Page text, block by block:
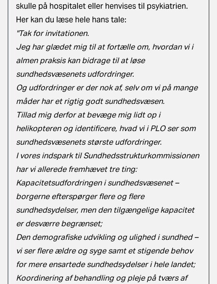
skulle på hospitalet eller henvises til psykiatrien.
Her kan du læse hele hans tale:
"Tak for invitationen.
Jeg har glædet mig til at fortælle om, hvordan vi i
almen praksis kan bidrage til at løse
sundhedsvæsenets udfordringer.
Og udfordringer er der nok af, selv om vi på mange
måder har et rigtig godt sundhedsvæsen.
Tillad mig derfor at bevæge mig lidt op i
helikopteren og identificere, hvad vi i PLO ser som
sundhedsvæsenets største udfordringer.
I vores indspark til Sundhedsstrukturkommissionen
har vi allerede fremhævet tre ting:
Kapacitetsudfordringen i sundhedsvæsenet –
borgerne efterspørger flere og flere
sundhedsydelser, men den tilgængelige kapacitet
er desværre begrænset;
Den demografiske udvikling og ulighed i sundhed –
vi ser flere ældre og syge samt et stigende behov
for mere ensartede sundhedsydelser i hele landet;
Koordinering af behandling og pleje på tværs af